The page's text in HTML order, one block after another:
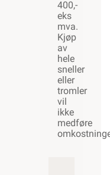
400,-
eks
mva.
Kjøp
av
hele
sneller
eller
tromler
vil
ikke
medføre